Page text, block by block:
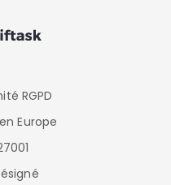
RGPD
Europe